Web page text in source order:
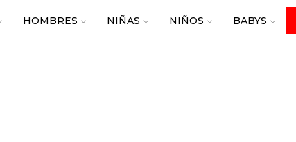
HOMBRES NIÑAS NIÑOS BABYS